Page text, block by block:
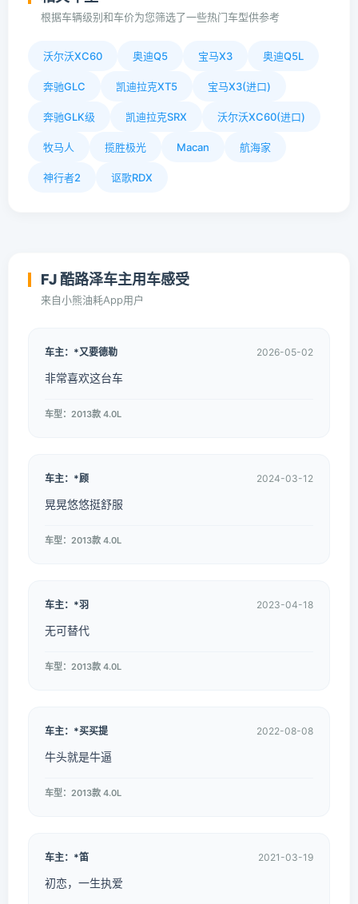
根据车辆级别和车价为您筛选了一些热门车型供参考
沃尔沃XC60 奥迪Q5 宝马X3 奥迪Q5L
奔驰GLC 凯迪拉克XT5 宝马X3(进口)
奔驰GLK级 凯迪拉克SRX 沃尔沃XC60(进口)
牧马人 揽胜极光 Macan 航海家
神行者2 讴歌RDX
FJ 酷路泽车主用车感受
来自小熊油耗App用户
车主：*又要德勒 2026-05-02
非常喜欢这台车
车型：2013款 4.0L
车主：*顾 2024-03-12
晃晃悠悠挺舒服
车型：2013款 4.0L
车主：*羽 2023-04-18
无可替代
车型：2013款 4.0L
车主：*买买提 2022-08-08
牛头就是牛逼
车型：2013款 4.0L
车主：*笛 2021-03-19
初恋，一生执爱